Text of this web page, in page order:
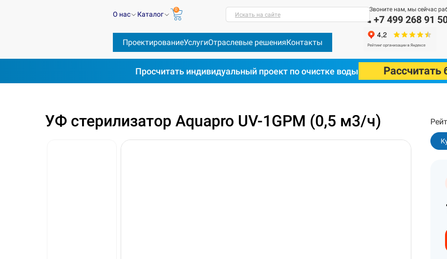
О нас Каталог
0
ПроектированиеУслугиОтраслевые решенияКонтакты
Звоните нам, мы сейчас
+7 499 268 91
Искать на сайте
Просчитать индивидуальный проект по очистке воды Рассчитать
УФ стерилизаторы УФ-стерилизаторы Aquapro УФ-стерилизаторы Aquapro каталог УФ
УФ стерилизатор Aquapro UV-1GPM (0,5 м3/ч)